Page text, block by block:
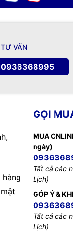
TƯ VẤN
0936368995
hàng
GỌI
MUA
ngày)
Tất cả các
Lịch)
GÓP Ý &
Tất cả các
Lịch)